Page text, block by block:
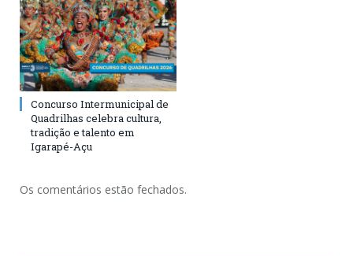
Concurso Intermunicipal de
Quadrilhas celebra cultura,
tradição e talento em
Igarapé-Açu
Os comentários estão fechados.